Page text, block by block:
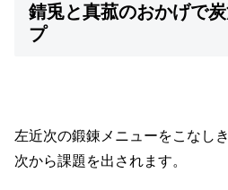
錆兎と真菰のおかげで
プ
左近次の鍛錬メニューをこなし
次から課題を出されます。